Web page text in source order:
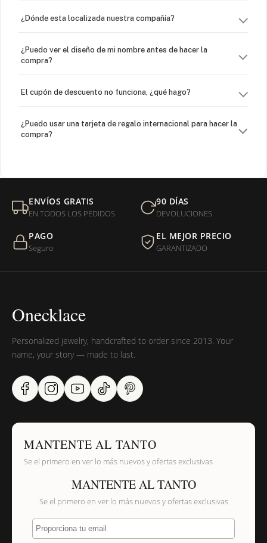
¿Dónde esta localizada nuestra compañía?
¿Puedo ver el diseño de mi nombre antes de hacer la
compra?
El cupón de descuento no funciona, ¿qué hago?
¿Puedo usar una tarjeta de regalo internacional para hacer la
compra?
Mi orden fue devuelta por USPS, ¿qué hago para que sea
entregada?
¿Sus productos son libres de níquel?
ENVÍOS GRATIS
EN TODOS LOS PEDIDOS
90 DÍAS
DEVOLUCIONES
PAGO
Seguro
EL MEJOR PRECIO
GARANTIZADO
Onecklace
Personalized jewelry, handcrafted to order since 2013. Your
name, your story — made to last.
MANTENTE AL TANTO
Se el primero en ver lo más nuevos y ofertas exclusivas
MANTENTE AL TANTO
Se el primero en ver lo más nuevos y ofertas exclusivas
Proporciona tu email